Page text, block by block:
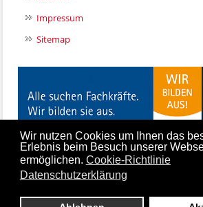
Wir nutzen Cookies um Ihnen das
Erlebnis beim Besuch unserer
ermöglichen. Cookie-Richtlinie
Datenschutzerklärung
Impressum
Sitemap